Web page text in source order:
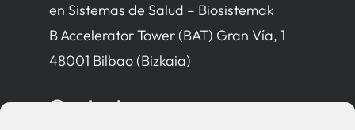
en Sistemas de Salud – Biosistemak
B Accelerator Tower (BAT) Gran Vía, 1
48001 Bilbao (Bizkaia)
Contacto